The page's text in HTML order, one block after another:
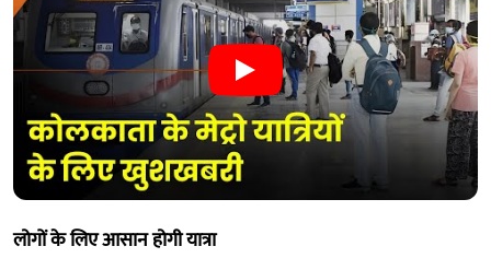
लोगों के लिए आसान होगी यात्रा